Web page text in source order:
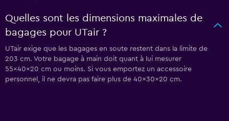
Quelles sont les dimensions maximales de
bagages pour UTair ?
UTair exige que les bagages en soute restent dans la limite de
203 cm. Votre bagage à main doit quant à lui mesurer
55x40x20 cm ou moins. Si vous emportez un accessoire
personnel, il ne devra pas faire plus de 40x30x20 cm.